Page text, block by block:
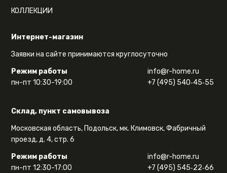
Интернет-магазин
Заявки на сайте принимаются круглосуточно
Режим работы
пн-пт 10:30-19:00
info@r-home.ru
+7 (495) 540‑45‑55
Склад, пункт самовывоза
Московская область, Подольск, мк. Климовск, Фабричный
проезд, д. 4, стр. 6
Режим работы
пн-пт 12:30-17:00
info@r-home.ru
+7 (495) 545‑22‑66
КОЛЛЕКЦИИ